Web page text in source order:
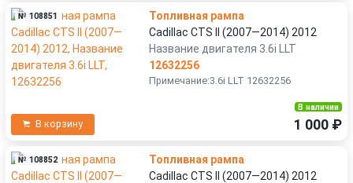
№ 108851
Топливная рампа
Cadillac CTS II (2007—2014) 2012
Название двигателя 3.6i LLT
12632256
Примечание:3.6i LLT 12632256
В корзину
В наличии
1 000 ₽
№ 108852
Топливная рампа
Cadillac CTS II (2007—2014) 2012